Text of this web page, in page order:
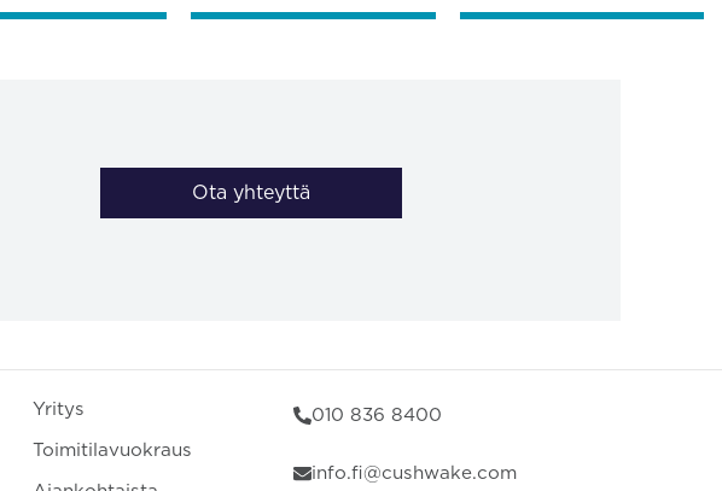
Ota yhteyttä
Yritys
Toimitilavuokraus
010 836 8400
info.fi@cushwake.com